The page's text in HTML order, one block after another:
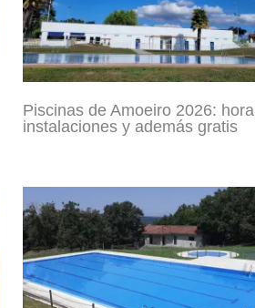
Piscinas de Amoeiro 2026:
instalaciones y además gratis